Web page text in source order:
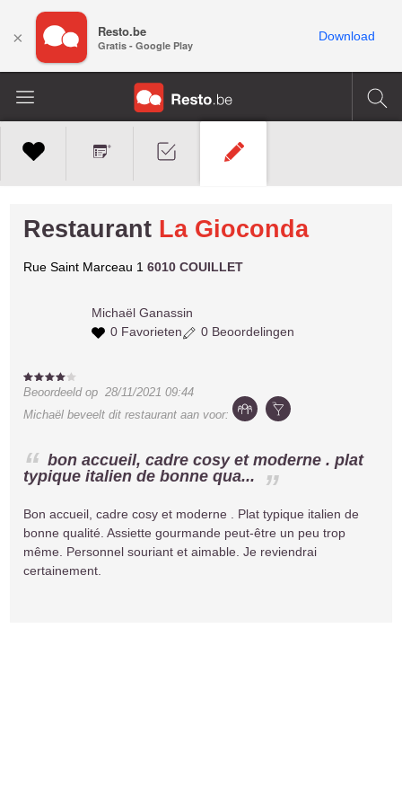
Restaurant La Gioconda
Rue Saint Marceau 1 6010 COUILLET
Michaël Ganassin
0 Favorieten
0 Beoordelingen
Beoordeeld op28/11/2021 09:44
Michaël beveelt dit restaurant aan voor:
bon accueil, cadre cosy et moderne . plat
typique italien de bonne qua...
Bon accueil, cadre cosy et moderne . Plat typique italien de
bonne qualité. Assiette gourmande peut-être un peu trop
même. Personnel souriant et aimable. Je reviendrai
certainement.
× Resto.be
Gratis - Google Play
Download